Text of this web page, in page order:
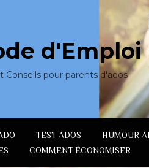
d'Emploi
Conseils pour parents d'ados
TEST ADOS HUMOUR
COMMENT ÉCONOMISER